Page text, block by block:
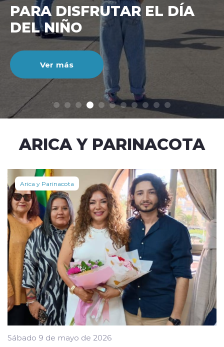
modo claro
CIENTO DURANTE EL MES
DE JULIO
Ver más
ARICA Y PARINACOTA
Arica y Parinacota
Sábado 9 de mayo de 2026